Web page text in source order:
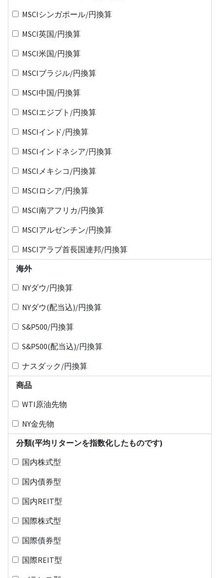
MSCIシンガポール/円換算
MSCI英国/円換算
MSCI米国/円換算
MSCIブラジル/円換算
MSCI中国/円換算
MSCIエジプト/円換算
MSCIインド/円換算
MSCIインドネシア/円換算
MSCIメキシコ/円換算
MSCIロシア/円換算
MSCI南アフリカ/円換算
MSCIアルゼンチン/円換算
MSCIアラブ首長国連邦/円換算
海外
NYダウ/円換算
NYダウ(配当込)/円換算
S&P500/円換算
S&P500(配当込)/円換算
ナスダック/円換算
商品
WTI原油先物
NY金先物
分類(平均リターンを指数化したものです)
国内株式型
国内債券型
国内REIT型
国際株式型
国際債券型
国際REIT型